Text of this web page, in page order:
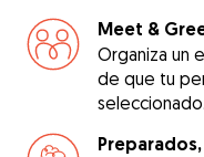
Meet &
Organiza un
de que tu
seleccionado.
Preparados,